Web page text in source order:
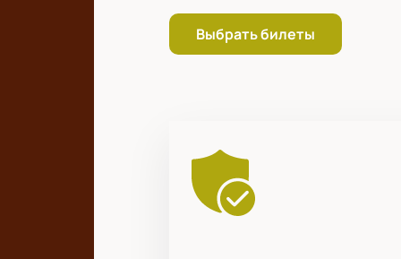
Выбрать билеты